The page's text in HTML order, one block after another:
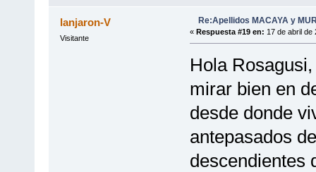
lanjaron-V
Visitante
Re:Apellidos MACAYA y
« Respuesta #19 en: 17 de abril de
Hola
mirar bien en
desde donde
antepasados
descendientes